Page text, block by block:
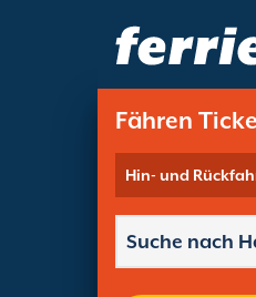
Fähren
Hin- und